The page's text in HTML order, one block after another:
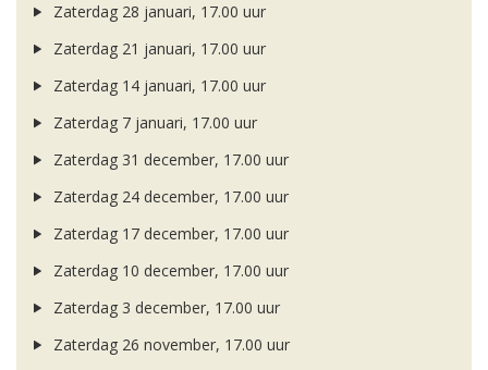
Zaterdag 28 januari, 17.00 uur
Zaterdag 21 januari, 17.00 uur
Zaterdag 14 januari, 17.00 uur
Zaterdag 7 januari, 17.00 uur
Zaterdag 31 december, 17.00 uur
Zaterdag 24 december, 17.00 uur
Zaterdag 17 december, 17.00 uur
Zaterdag 10 december, 17.00 uur
Zaterdag 3 december, 17.00 uur
Zaterdag 26 november, 17.00 uur